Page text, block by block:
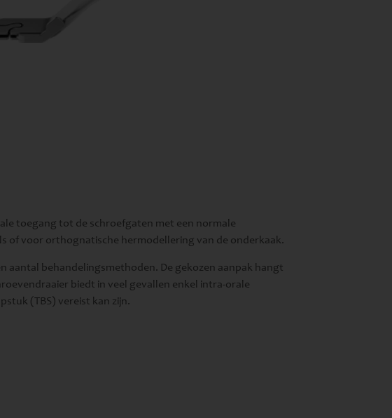
toegang tot de schroefgaten met een normale
of voor orthognatische hermodellering van de onderkaak.
aantal behandelingsmethoden. De gekozen aanpak hangt
biedt in veel gevallen enkel intra-orale
(TBS) vereist kan zijn.